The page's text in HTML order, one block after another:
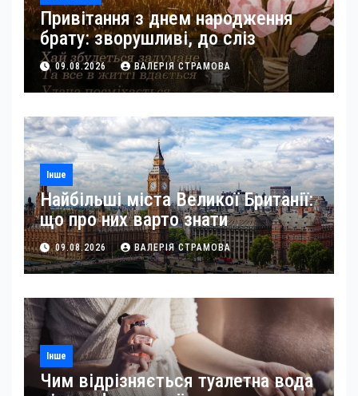
Привітання з днем народження
брату: зворушливі, до сліз
09.08.2026 ВАЛЕРІЯ СТРАМОВА
Інше
Найбільші міста Великої Британії:
що про них варто знати
09.08.2026 ВАЛЕРІЯ СТРАМОВА
Інше
Чим відрізняється туалетна вода